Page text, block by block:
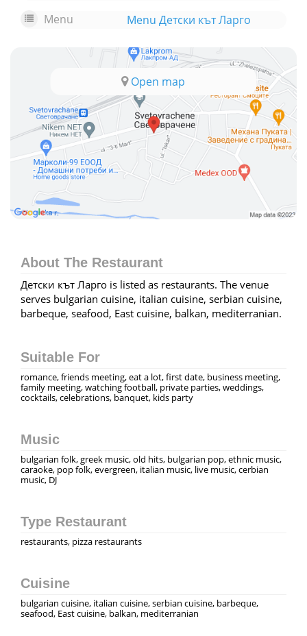
Menu
Menu Детски кът Ларго
Open map
About The Restaurant
Детски кът Ларго is listed as restaurants. The venue
serves bulgarian cuisine, italian cuisine, serbian cuisine,
barbeque, seafood, East cuisine, balkan, mediterranian.
Suitable For
romance, friends meeting, eat a lot, first date, business meeting,
family meeting, watching football, private parties, weddings,
cocktails, celebrations, banquet, kids party
Music
bulgarian folk, greek music, old hits, bulgarian pop, ethnic music,
caraoke, pop folk, evergreen, italian music, live music, сerbian
music, DJ
Type Restaurant
restaurants, pizza restaurants
Cuisine
bulgarian cuisine, italian cuisine, serbian cuisine, barbeque,
seafood, East cuisine, balkan, mediterranian